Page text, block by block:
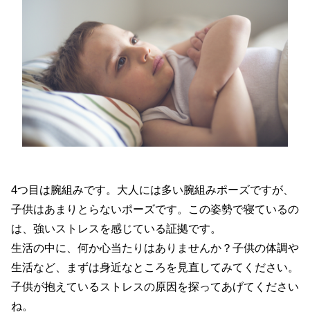
4つ目は腕組みです。大人には多い腕組みポーズですが、
子供はあまりとらないポーズです。この姿勢で寝ているの
は、強いストレスを感じている証拠です。
生活の中に、何か心当たりはありませんか？子供の体調や
生活など、まずは身近なところを見直してみてください。
子供が抱えているストレスの原因を探ってあげてください
ね。